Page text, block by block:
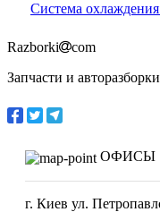
Система
Razborki
com
Запчасти и авторазборки
ОФИСЫ
г. Киев ул.